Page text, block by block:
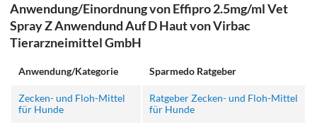
Anwendung/Einordnung von Effipro 2.5mg/ml Vet
Spray Z Anwendund Auf D Haut von Virbac
Tierarzneimittel GmbH
Anwendung/Kategorie Sparmedo Ratgeber
Zecken- und Floh-Mittel
für Hunde
Ratgeber Zecken- und Floh-Mittel
für Hunde